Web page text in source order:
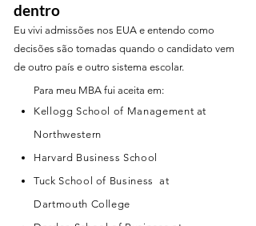
dentro
Eu vivi admissões nos EUA e entendo como
decisões são tomadas quando o candidato vem
de outro país e outro sistema escolar.
Para meu MBA fui aceita em:
Kellogg School of Management at
Northwestern
Harvard Business School
Tuck School of Business at
Dartmouth College